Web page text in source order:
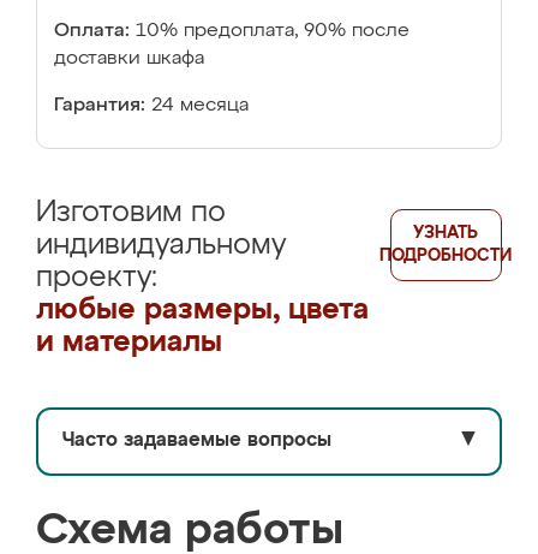
Оплата: 10% предоплата, 90% после
доставки шкафа
Гарантия: 24 месяца
Изготовим по
индивидуальному
проекту:
любые размеры, цвета
и материалы
УЗНАТЬ
ПОДРОБНОСТИ
Часто задаваемые вопросы ▼
Схема работы